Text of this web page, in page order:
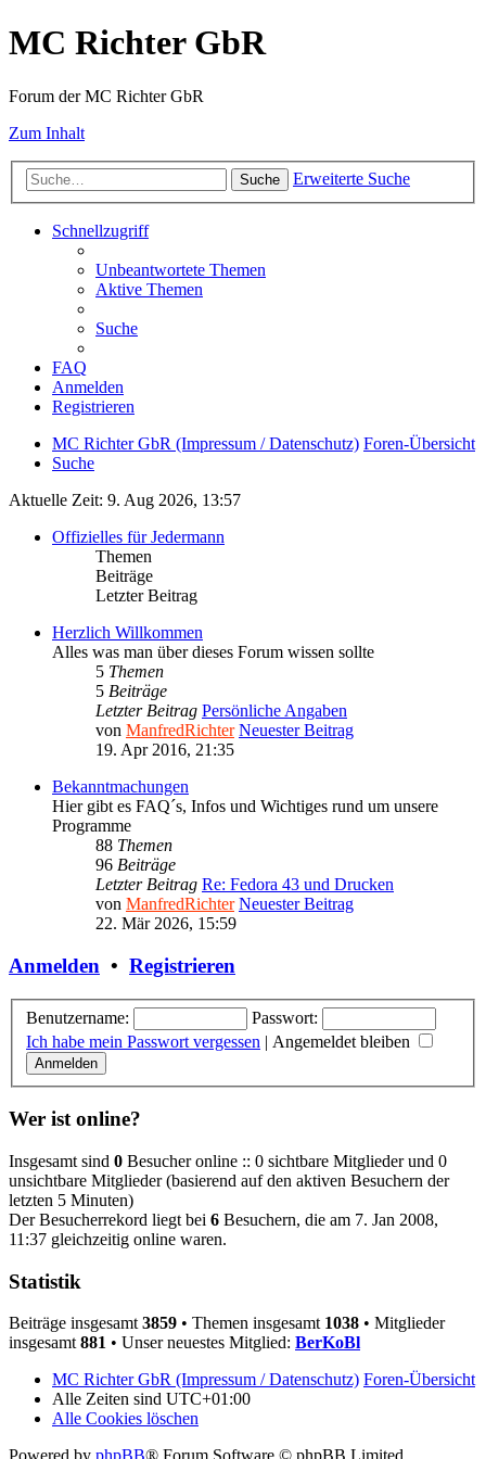
MC Richter GbR
Forum der MC Richter GbR
Zum Inhalt
Suche Erweiterte Suche
Schnellzugriff
Unbeantwortete Themen
Aktive Themen
Suche
FAQ
Anmelden
Registrieren
MC Richter GbR (Impressum / Datenschutz) Foren-Übersicht
Suche
Aktuelle Zeit: 9. Aug 2026, 13:57
Offizielles für Jedermann
Themen
Beiträge
Letzter Beitrag
Herzlich Willkommen
Alles was man über dieses Forum wissen sollte
5 Themen
5 Beiträge
Letzter Beitrag Persönliche Angaben
von ManfredRichter Neuester Beitrag
19. Apr 2016, 21:35
Bekanntmachungen
Hier gibt es FAQ´s, Infos und Wichtiges rund um unsere
Programme
88 Themen
96 Beiträge
Letzter Beitrag Re: Fedora 43 und Drucken
von ManfredRichter Neuester Beitrag
22. Mär 2026, 15:59
Anmelden • Registrieren
Benutzername:
Passwort:
Ich habe mein Passwort vergessen | Angemeldet bleiben
Wer ist online?
Insgesamt sind 0 Besucher online :: 0 sichtbare Mitglieder und 0
unsichtbare Mitglieder (basierend auf den aktiven Besuchern der
letzten 5 Minuten)
Der Besucherrekord liegt bei 6 Besuchern, die am 7. Jan 2008,
11:37 gleichzeitig online waren.
Statistik
Beiträge insgesamt 3859 • Themen insgesamt 1038 • Mitglieder
insgesamt 881 • Unser neuestes Mitglied: BerKoBl
MC Richter GbR (Impressum / Datenschutz) Foren-Übersicht
Alle Zeiten sind UTC+01:00
Alle Cookies löschen